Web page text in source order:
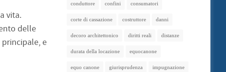
vita.
delle
e
conduttore confini consumatori
corte di cassazione costruttore danni
decoro architettonico diritti reali distanze
durata della locazione equocanone
equo canone giurisprudenza impugnazione